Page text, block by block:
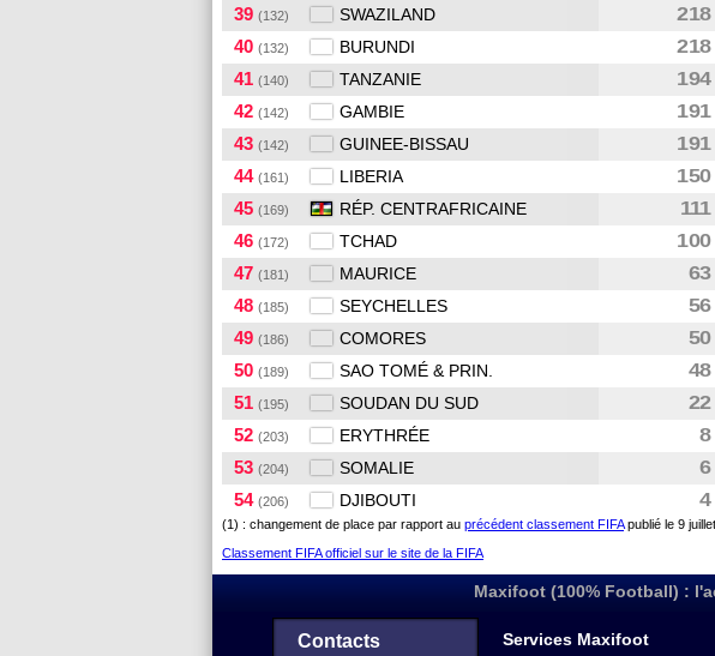
39 (132) SWAZILAND 218
40 (132) BURUNDI 218
41 (140) TANZANIE 194
42 (142) GAMBIE 191
43 (142) GUINEE-BISSAU 191
44 (161) LIBERIA 150
45 (169) RÉP. CENTRAFRICAINE 111
46 (172) TCHAD 100
47 (181) MAURICE 63
48 (185) SEYCHELLES 56
49 (186) COMORES 50
50 (189) SAO TOMÉ & PRIN. 48
51 (195) SOUDAN DU SUD 22
52 (203) ERYTHRÉE 8
53 (204) SOMALIE 6
54 (206) DJIBOUTI 4
(1) : changement de place par rapport au précédent classement FIFApublié le 9
Classement FIFA officiel sur le site de la FIFA
Maxifoot (100% Football) :
Contacts Services Maxifoot